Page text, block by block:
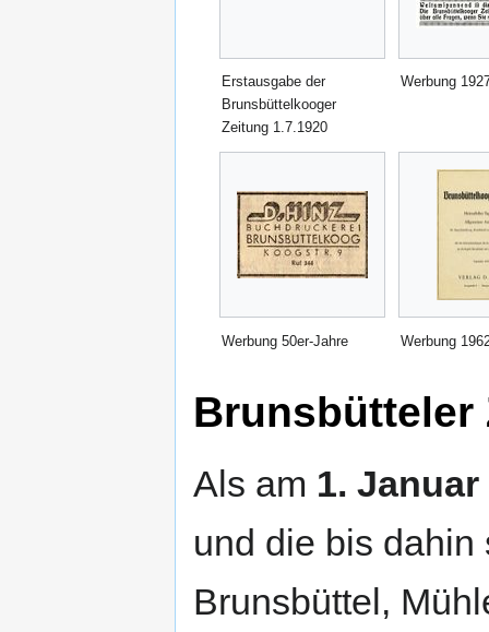
Erstausgabe der
Brunsbüttelkooger
Zeitung 1.7.1920
Werbung
Werbung 50er-Jahre Werbung
Brunsbütteler
Als am 1. Januar
und die bis
Brunsbüttel,